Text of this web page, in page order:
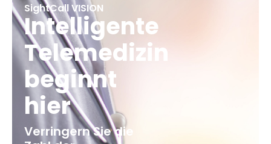
SightCall VISION
Intelligente
Telemedizin
beginnt
hier
Verringern Sie die